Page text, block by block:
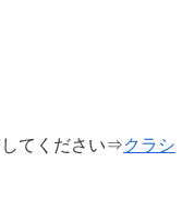
してください⇒クラシ